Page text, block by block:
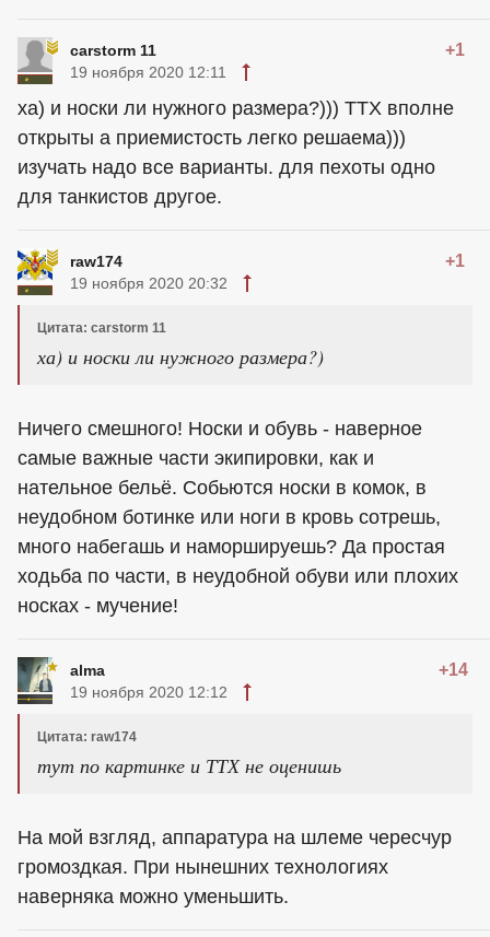
carstorm 11 +1
19 ноября 2020 12:11
ха) и носки ли нужного размера?))) ТТХ вполне
открыты а приемистость легко решаема)))
изучать надо все варианты. для пехоты одно
для танкистов другое.
raw174 +1
19 ноября 2020 20:32
Цитата: carstorm 11
ха) и носки ли нужного размера?)
Ничего смешного! Носки и обувь - наверное
самые важные части экипировки, как и
нательное бельё. Собьются носки в комок, в
неудобном ботинке или ноги в кровь сотрешь,
много набегашь и наморшируешь? Да простая
ходьба по части, в неудобной обуви или плохих
носках - мучение!
alma +14
19 ноября 2020 12:12
Цитата: raw174
тут по картинке и ТТХ не оценишь
На мой взгляд, аппаратура на шлеме чересчур
громоздкая. При нынешних технологиях
наверняка можно уменьшить.